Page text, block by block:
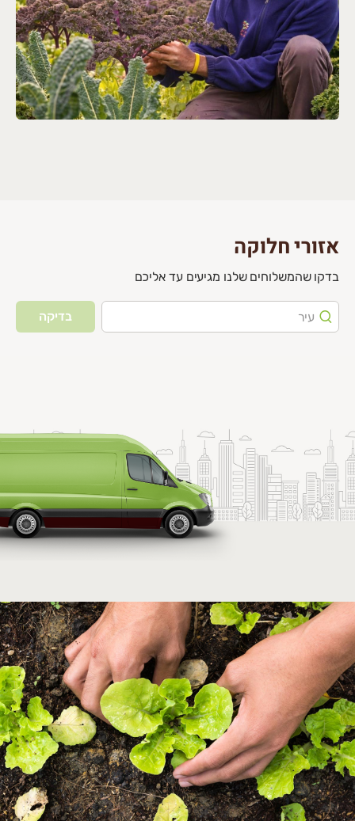
אזורי חלוקה
בדקו שהמשלוחים שלנו מגיעים עד אליכם
בדיקה